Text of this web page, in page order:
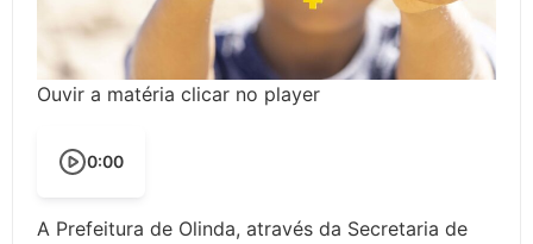
Ouvir a matéria clicar no player
0:00
A Prefeitura de Olinda, através da Secretaria de